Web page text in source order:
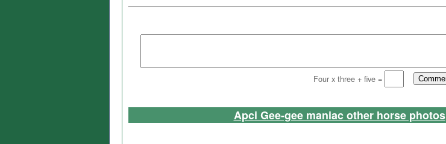
Four x three + five =
Apci Gee-gee maniac other horse photos